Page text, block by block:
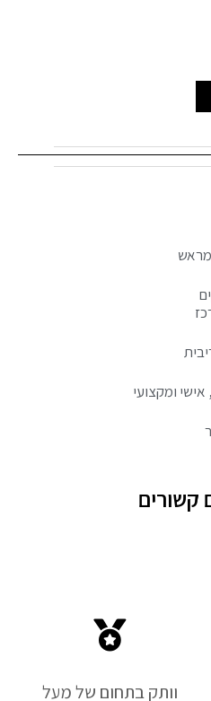
מראש
ומקצועי
קשורים
וותק בתחום של מעל